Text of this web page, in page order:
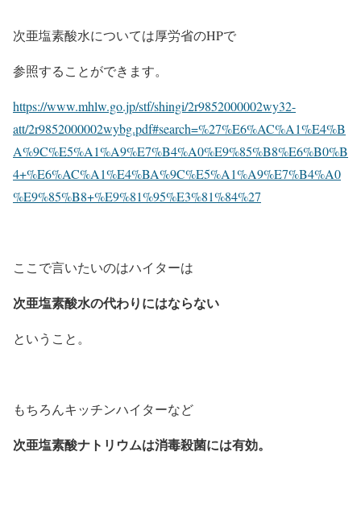
次亜塩素酸水については厚労省のHPで
参照することができます。
https://www.mhlw.go.jp/stf/shingi/2r9852000002wy32-
att/2r9852000002wybg.pdf#search=%27%E6%AC%A1%E4%B
A%9C%E5%A1%A9%E7%B4%A0%E9%85%B8%E6%B0%B
4+%E6%AC%A1%E4%BA%9C%E5%A1%A9%E7%B4%A0
%E9%85%B8+%E9%81%95%E3%81%84%27
ここで言いたいのはハイターは
次亜塩素酸水の代わりにはならない
ということ。
もちろんキッチンハイターなど
次亜塩素酸ナトリウムは消毒殺菌には有効。